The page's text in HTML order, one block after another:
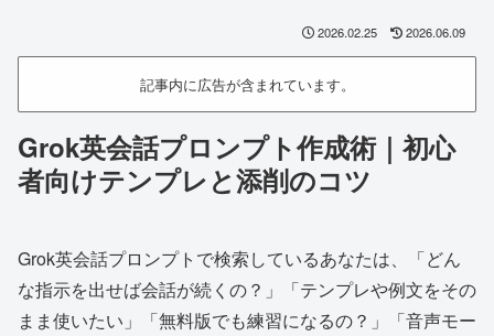
2026.02.25 2026.06.09
記事内に広告が含まれています。
Grok英会話プロンプト作成術｜初心
者向けテンプレと添削のコツ
Grok英会話プロンプトで検索しているあなたは、「どん
な指示を出せば会話が続くの？」「テンプレや例文をその
まま使いたい」「無料版でも練習になるの？」「音声モー